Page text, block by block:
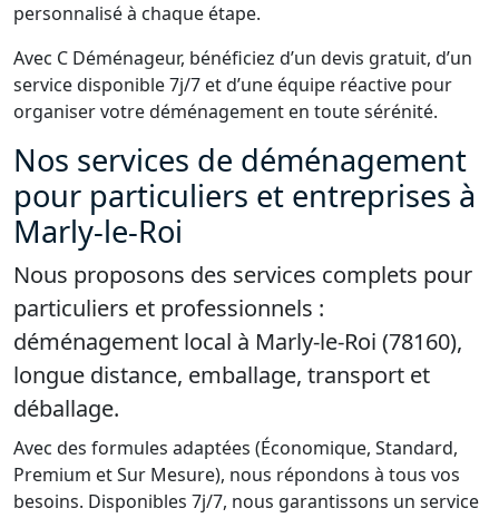
personnalisé à chaque étape.
Avec C Déménageur, bénéficiez d’un devis gratuit, d’un
service disponible 7j/7 et d’une équipe réactive pour
organiser votre déménagement en toute sérénité.
Nos services de déménagement
pour particuliers et entreprises à
Marly-le-Roi
Nous proposons des services complets pour
particuliers et professionnels :
déménagement local à Marly-le-Roi (78160),
longue distance, emballage, transport et
déballage.
Avec des formules adaptées (Économique, Standard,
Premium et Sur Mesure), nous répondons à tous vos
besoins. Disponibles 7j/7, nous garantissons un service